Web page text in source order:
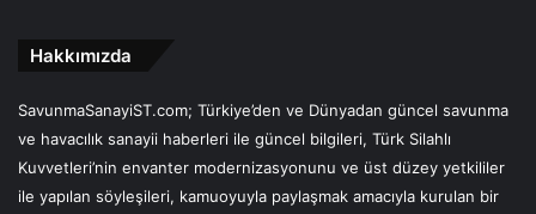
Hakkımızda
SavunmaSanayiST.com; Türkiye’den ve Dünyadan güncel savunma
ve havacılık sanayii haberleri ile güncel bilgileri, Türk Silahlı
Kuvvetleri’nin envanter modernizasyonunu ve üst düzey yetkililer
ile yapılan söyleşileri, kamuoyuyla paylaşmak amacıyla kurulan bir